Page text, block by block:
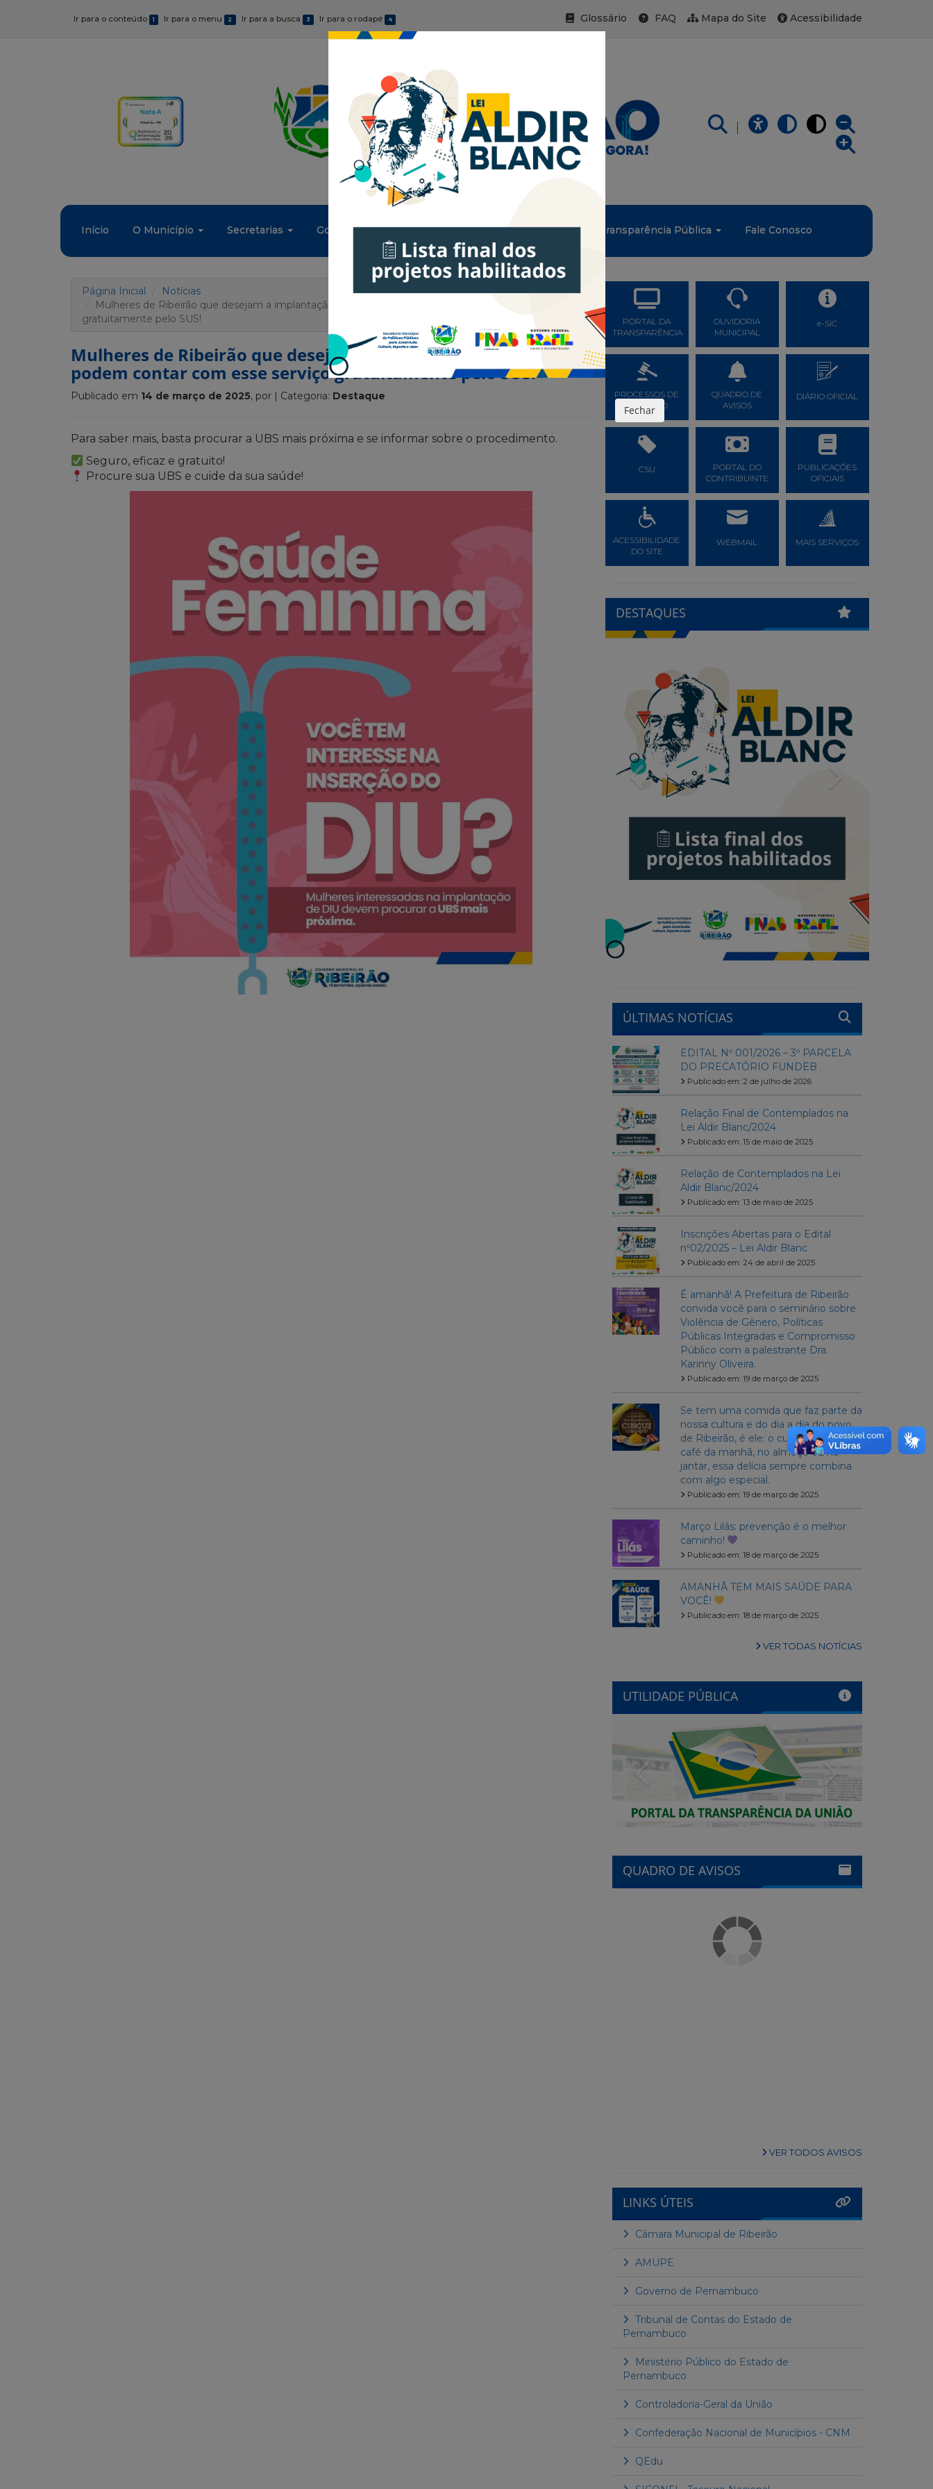
Ir para o conteúdo 1 Ir para o menu 2 Ir para a busca 3 Ir para o rodapé 4 Glossário FAQ Mapa do Site Acessibilidade
Início O Município Secretarias Governo Informe-se Serviços Digitais Transparência Pública Fale Conosco
Página Inicial
Notícias
Mulheres de Ribeirão que desejam a implantação do DIU podem contar com esse serviço
gratuitamente pelo SUS!
Mulheres de Ribeirão que desejam a implantação do DIU
podem contar com esse serviço gratuitamente pelo SUS!
Publicado em 14 de março de 2025, por | Categoria: Destaque
Para saber mais, basta procurar a UBS mais próxima e se informar sobre o procedimento.
Seguro, eficaz e gratuito!
Procure sua UBS e cuide da sua saúde!
PORTAL DA
TRANSPARÊNCIA
OUVIDORIA
MUNICIPAL
e-SIC
PROCESSOS DE
LICITAÇÃO
QUADRO DE
AVISOS
DIÁRIO OFICIAL
CSU
PORTAL DO
CONTRIBUINTE
PUBLICAÇÕES
OFICIAIS
ACESSIBILIDADE
DO SITE
WEBMAIL MAIS SERVIÇOS
DESTAQUES
Fechar
Previous
ÚLTIMAS NOTÍCIAS
EDITAL Nº 001/2026 – 3º PARCELA
DO PRECATÓRIO FUNDEB
Publicado em: 2 de julho de 2026
Relação Final de Contemplados na
Lei Aldir Blanc/2024
Publicado em: 15 de maio de 2025
Relação de Contemplados na Lei
Aldir Blanc/2024
Publicado em: 13 de maio de 2025
Inscrições Abertas para o Edital
nº02/2025 – Lei Aldir Blanc
Publicado em: 24 de abril de 2025
É amanhã! A Prefeitura de Ribeirão
convida você para o seminário sobre
Violência de Gênero, Políticas
Públicas Integradas e Compromisso
Público com a palestrante Dra.
Karinny Oliveira.
Publicado em: 19 de março de 2025
Se tem uma comida que faz parte da
nossa cultura e do dia a dia do povo
de Ribeirão, é ele: o cuscuz! Seja no
café da manhã, no almoço ou no
jantar, essa delícia sempre combina
com algo especial.
Publicado em: 19 de março de 2025
Março Lilás: prevenção é o melhor
caminho!
Publicado em: 18 de março de 2025
AMANHÃ TEM MAIS SAÚDE PARA
VOCÊ!
Publicado em: 18 de março de 2025
VER TODAS NOTÍCIAS
UTILIDADE PÚBLICA
Previous Next
QUADRO DE AVISOS
VER TODOS AVISOS
LINKS ÚTEIS
Câmara Municipal de Ribeirão
AMUPE
Governo de Pernambuco
Tribunal de Contas do Estado de
Pernambuco
Ministério Público do Estado de
Pernambuco
Controladoria-Geral da União
Confederação Nacional de Municípios - CNM
QEdu